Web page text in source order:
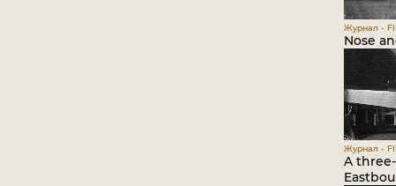
Журнал -
Nose
Журнал -
A